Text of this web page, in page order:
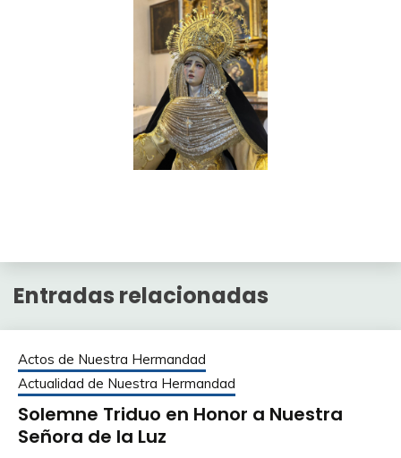
Entradas relacionadas
Actos de Nuestra Hermandad
Actualidad de Nuestra Hermandad
Solemne Triduo en Honor a Nuestra
Señora de la Luz